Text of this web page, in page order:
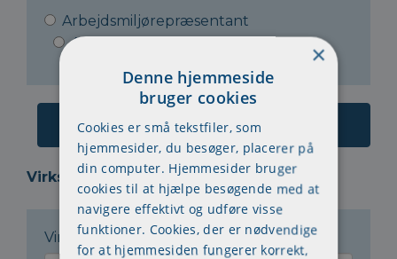
Arbejdsmiljørepræsentant
Arbejdsleder
Virksomheden:
Virksomhedsnavn*
×
Denne hjemmeside
bruger cookies
Cookies er små tekstfiler, som
hjemmesider, du besøger, placerer på
din computer. Hjemmesider bruger
cookies til at hjælpe besøgende med at
navigere effektivt og udføre visse
funktioner. Cookies, der er nødvendige
for at hjemmesiden fungerer korrekt,